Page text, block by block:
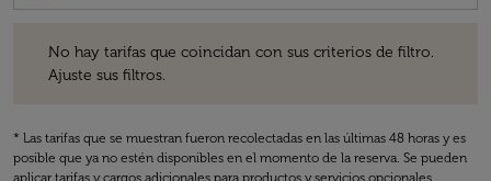
No hay tarifas que coincidan con sus criterios de filtro.
Ajuste sus filtros.
* Las tarifas que se muestran fueron recolectadas en las últimas 48 horas y es
posible que ya no estén disponibles en el momento de la reserva. Se pueden
aplicar tarifas y cargos adicionales para productos y servicios opcionales.